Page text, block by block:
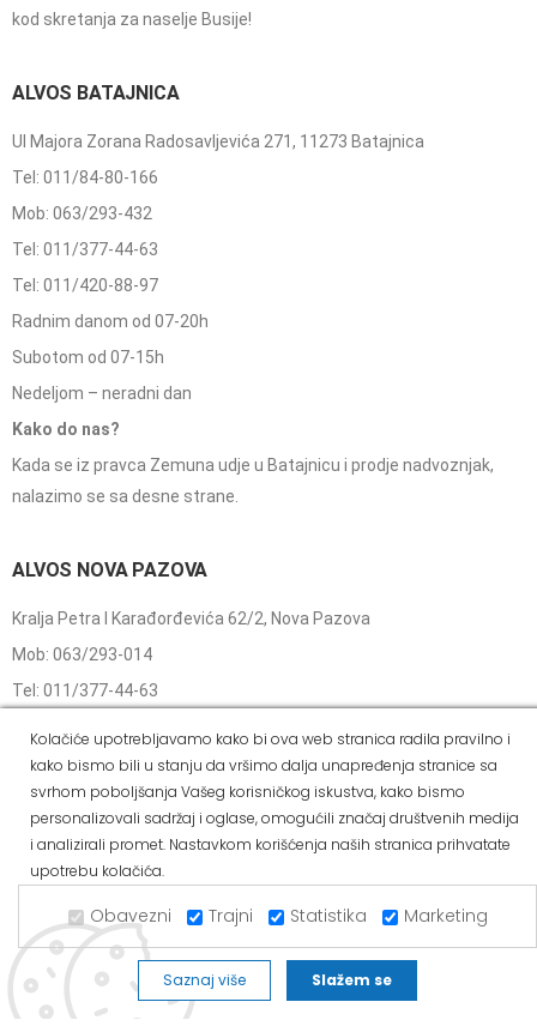
kod skretanja za naselje Busije!
ALVOS BATAJNICA
Ul Majora Zorana Radosavljevića 271, 11273 Batajnica
Tel: 011/84-80-166
Mob: 063/293-432
Tel: 011/377-44-63
Tel: 011/420-88-97
Radnim danom od 07-20h
Subotom od 07-15h
Nedeljom – neradni dan
Kako do nas?
Kada se iz pravca Zemuna udje u Batajnicu i prodje nadvoznjak,
nalazimo se sa desne strane.
ALVOS NOVA PAZOVA
Kralja Petra I Karađorđevića 62/2, Nova Pazova
Mob: 063/293-014
Tel: 011/377-44-63
novapazova@alvos.rs
Radnim danom od 07-20h
Subotom od 07-15h
Nedeljom – neradni dan
Kako do nas?
Kada se iz pravca Batajnice ka Novoj Pazovi prođe prvi semafor
nalazimo se sa leve strane.
Kolačiće upotrebljavamo kako bi ova web stranica radila pravilno i
kako bismo bili u stanju da vršimo dalja unapređenja stranice sa
svrhom poboljšanja Vašeg korisničkog iskustva, kako bismo
personalizovali sadržaj i oglase, omogućili značaj društvenih medija
i analizirali promet. Nastavkom korišćenja naših stranica prihvatate
upotrebu kolačića.
Obavezni Trajni Statistika Marketing
Saznaj više Slažem se